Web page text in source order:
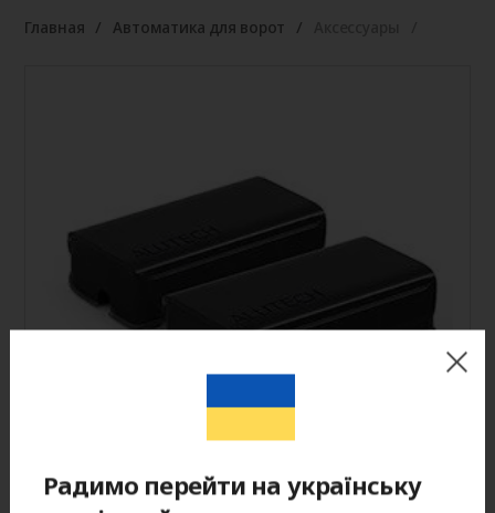
Главная Автоматика для ворот
Радимо перейти на українську